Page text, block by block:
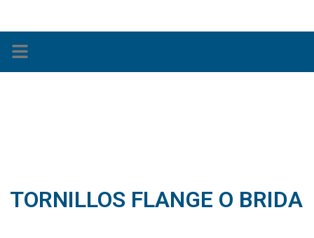
TORNILLOS FLANGE O BRIDA